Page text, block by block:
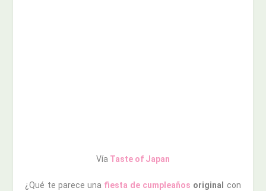
Vía Taste of Japan
¿Qué te parece una fiesta de cumpleaños original
con